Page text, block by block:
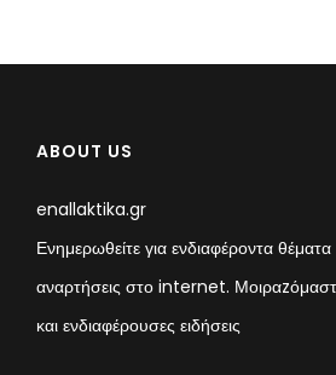
ABOUT US
enallaktika.gr
Ενημερωθείτε για ενδιαφέροντα θέματα
αναρτήσεις στο internet.
και ενδιαφέρουσες ειδήσεις